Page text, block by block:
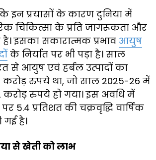
इन प्रयासों के कारण दुनिया में
चिकित्सा के प्रति जागरूकता और
है। इसका सकारात्मक प्रभाव आयुष
के निर्यात पर भी पड़ा है। साल
से आयुष एवं हर्बल उत्पादों का
करोड़ रुपये था, जो साल 2025-26 में
रुपये हो गया। इस अवधि में
5.4 प्रतिशत की चक्रवृद्धि वार्षिक
गई है।
से खेती को लाभ